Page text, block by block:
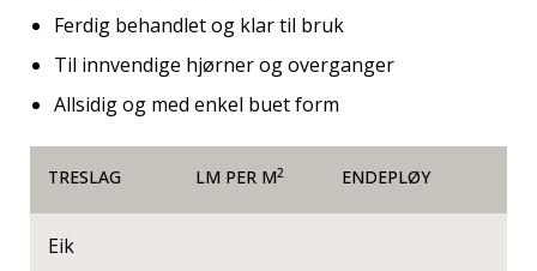
Ferdig behandlet og klar til bruk
Til innvendige hjørner og overganger
Allsidig og med enkel buet form
TRESLAG LM PER M2 ENDEPLØY
Eik